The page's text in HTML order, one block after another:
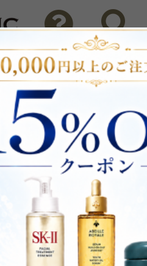
洗い流さないタイプ オ
問い合わせ 検索
でポイントプレゼント！
ランキング ブ
ミルクに！新
メント